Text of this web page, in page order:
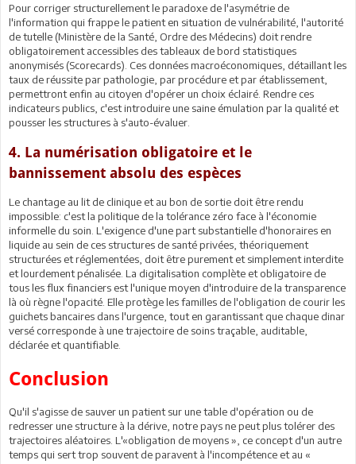
Pour corriger structurellement le paradoxe de l'asymétrie de
l'information qui frappe le patient en situation de vulnérabilité, l'autorité
de tutelle (Ministère de la Santé, Ordre des Médecins) doit rendre
obligatoirement accessibles des tableaux de bord statistiques
anonymisés (Scorecards). Ces données macroéconomiques, détaillant les
taux de réussite par pathologie, par procédure et par établissement,
permettront enfin au citoyen d'opérer un choix éclairé. Rendre ces
indicateurs publics, c'est introduire une saine émulation par la qualité et
pousser les structures à s'auto-évaluer.
4. La numérisation obligatoire et le
bannissement absolu des espèces
Le chantage au lit de clinique et au bon de sortie doit être rendu
impossible: c'est la politique de la tolérance zéro face à l'économie
informelle du soin. L'exigence d'une part substantielle d'honoraires en
liquide au sein de ces structures de santé privées, théoriquement
structurées et réglementées, doit être purement et simplement interdite
et lourdement pénalisée. La digitalisation complète et obligatoire de
tous les flux financiers est l'unique moyen d'introduire de la transparence
là où règne l'opacité. Elle protège les familles de l'obligation de courir les
guichets bancaires dans l'urgence, tout en garantissant que chaque dinar
versé corresponde à une trajectoire de soins traçable, auditable,
déclarée et quantifiable.
Conclusion
Qu'il s'agisse de sauver un patient sur une table d'opération ou de
redresser une structure à la dérive, notre pays ne peut plus tolérer des
trajectoires aléatoires. L'«obligation de moyens », ce concept d'un autre
temps qui sert trop souvent de paravent à l'incompétence et au «